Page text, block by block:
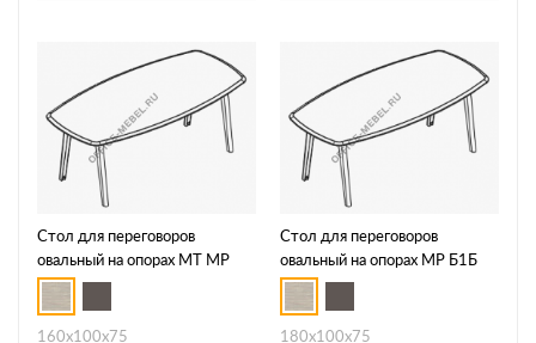
Стол для переговоров
овальный на опорах МТ МР
Б1Б 145
160x100x75
Стол для переговоров
овальный на опорах МР Б1Б
146
180x100x75